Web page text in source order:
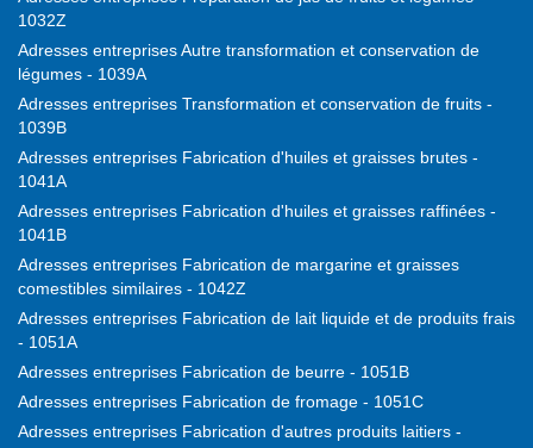
1032Z
Adresses entreprises Autre transformation et conservation de
légumes - 1039A
Adresses entreprises Transformation et conservation de fruits -
1039B
Adresses entreprises Fabrication d'huiles et graisses brutes -
1041A
Adresses entreprises Fabrication d'huiles et graisses raffinées -
1041B
Adresses entreprises Fabrication de margarine et graisses
comestibles similaires - 1042Z
Adresses entreprises Fabrication de lait liquide et de produits frais
- 1051A
Adresses entreprises Fabrication de beurre - 1051B
Adresses entreprises Fabrication de fromage - 1051C
Adresses entreprises Fabrication d'autres produits laitiers -